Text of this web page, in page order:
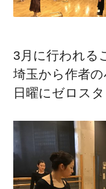
3月に行われる
埼玉から作者
日曜にゼロス